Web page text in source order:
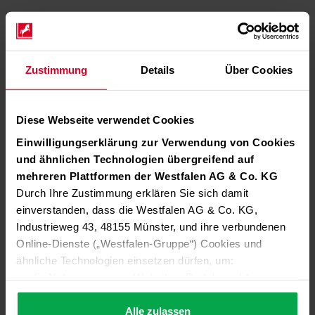
Zustimmung Details Über Cookies
Diese Webseite verwendet Cookies
Einwilligungserklärung zur Verwendung von Cookies
und ähnlichen Technologien übergreifend auf
mehreren Plattformen der Westfalen AG & Co. KG
Durch Ihre Zustimmung erklären Sie sich damit
einverstanden, dass die Westfalen AG & Co. KG,
Industrieweg 43, 48155 Münster, und ihre verbundenen
Online-Dienste („Westfalen-Gruppe“) Cookies und
ähnliche Technologien einsetzen dürfen, um:
ermöglichen (technisch notwendige Cookies),
die Leistung und Nutzung unserer Dienste zu
Alle zulassen